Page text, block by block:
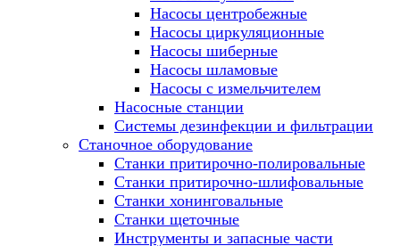
Насосы центробежные
Насосы циркуляционные
Насосы шиберные
Насосы шламовые
Насосы с измельчителем
Насосные станции
Системы дезинфекции и фильтрации
Станочное оборудование
Станки притирочно-полировальные
Станки притирочно-шлифовальные
Станки хонинговальные
Станки щеточные
Инструменты и запасные части